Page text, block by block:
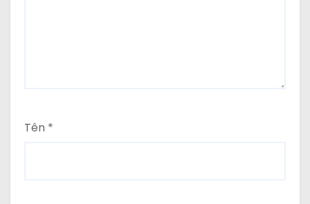
Tên *